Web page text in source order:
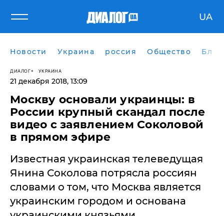
UA
Новости Украина россия Общество
ДИАЛОГ УКРАИНА
21 декабря 2018, 13:09
Москву основали украинцы: в
России крупный скандал после
видео с заявлением Соколовой
в прямом эфире
​Известная украинская телеведущая
Янина Соколова потрясла россиян
словами о том, что Москва является
украинским городом и основана